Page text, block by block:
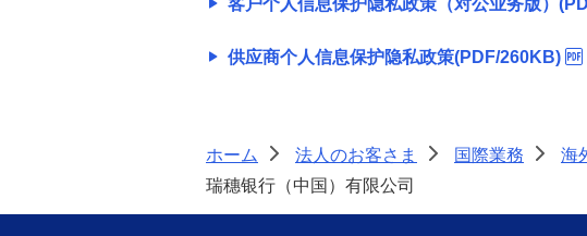
客户个人信息保护隐私政策（对公业务版）
供应商个人信息保护隐私政策(PDF/260KB)
ホーム 法人のお客さま 国際業務 海
瑞穗银行（中国）有限公司